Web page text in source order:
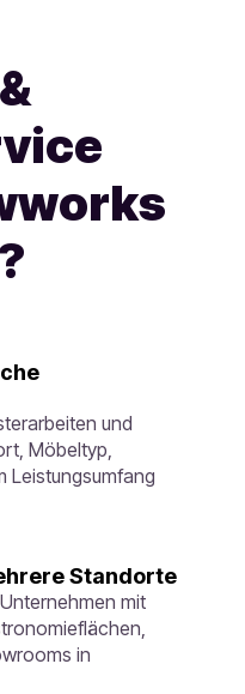
und
Möbeltyp,
Leistungsumfang
Standorte
mit
in